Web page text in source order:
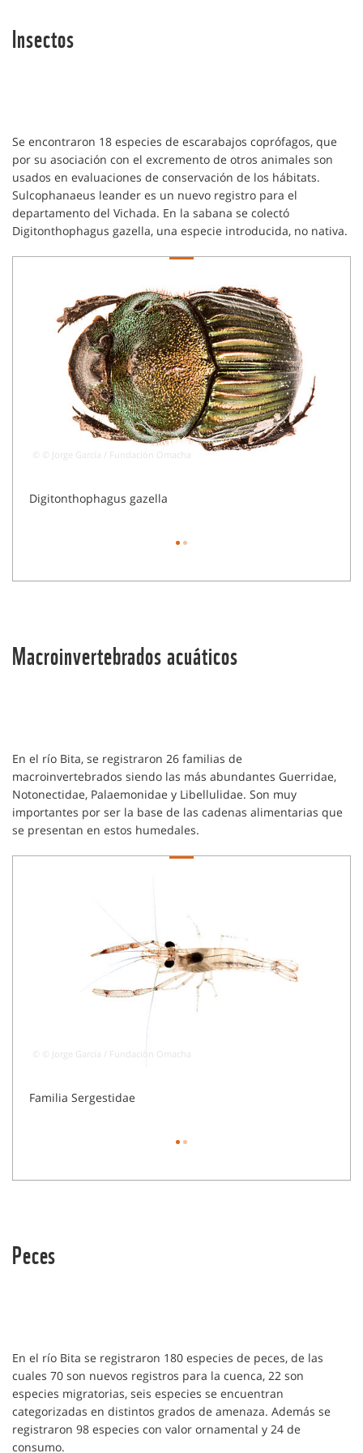
Insectos
Se encontraron 18 especies de escarabajos coprófagos, que
por su asociación con el excremento de otros animales son
usados en evaluaciones de conservación de los hábitats.
Sulcophanaeus leander es un nuevo registro para el
departamento del Vichada. En la sabana se colectó
Digitonthophagus gazella, una especie introducida, no nativa.
© © Jorge García / Fundación Omacha
Digitonthophagus gazella
Macroinvertebrados acuáticos
En el río Bita, se registraron 26 familias de
macroinvertebrados siendo las más abundantes Guerridae,
Notonectidae, Palaemonidae y Libellulidae. Son muy
importantes por ser la base de las cadenas alimentarias que
se presentan en estos humedales.
© © Jorge García / Fundación Omacha
Familia Sergestidae
Peces
En el río Bita se registraron 180 especies de peces, de las
cuales 70 son nuevos registros para la cuenca, 22 son
especies migratorias, seis especies se encuentran
categorizadas en distintos grados de amenaza. Además se
registraron 98 especies con valor ornamental y 24 de
consumo.